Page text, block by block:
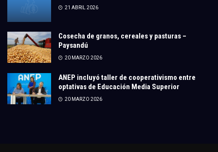
21 ABRIL 2026
Cosecha de granos, cereales y pasturas –
Paysandú
20 MARZO 2026
ANEP incluyó taller de cooperativismo entre
optativas de Educación Media Superior
20 MARZO 2026